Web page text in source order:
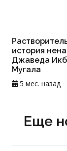
история
Джаведа
Мугала
5 мес. назад
Еще